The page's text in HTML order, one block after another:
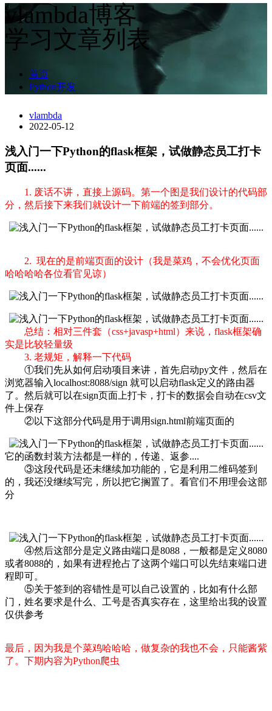
vlambda博客
学习文章列表
首页
Python开发
vlambda
2022-05-12
浅入门一下Python的flask框架，试做静态员工打卡
页面......
1. 废话不讲，直接上源码。第一个图是我们设计的代码部
分，然后接下来我们就设计一下前端的签到部分。
2. 现在的是前端页面的设计（我是菜鸡，不会优化页面
哈哈哈哈各位看官见谅）
总结：相对三件套（css+javasp+html）来说，flask框架确
实是比较轻量级
3. 老规矩，解释一下代码
①我们先从如何启动项目来讲，首先启动py文件，然后在
浏览器输入localhost:8088/sign 就可以启动flask定义的路由器
了。然后就可以在sign页面上打卡，打卡的数据会自动在csv文
件上保存
②以下这部分代码是用于调用sign.html前端页面的
它的函数封装方法都是一样的，传递、返参....
③这段代码是还未继续加功能的，它是利用二维码签到
的，我还没继续写完，所以把它搁置了。看官们不用理会这部
分
④然后这部分是定义路由端口是8088，一般都是定义8080
或者8088的，如果有进程抢占了这两个端口可以先结束端口进
程即可。
⑤关于签到的容错性是可以自己设置的，比如有什么部
门，姓名要求是什么、工号是否真实存在，这里给出我的设置
仅供参考
最后，因为我是个菜鸡哈哈哈，做复杂的我也不会，只能酱紫
了。下期内容为Python爬虫